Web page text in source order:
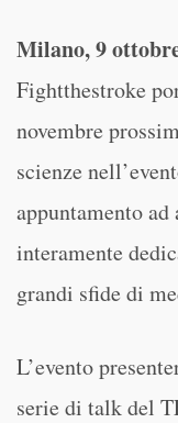
Milano, 9
Fightthestroke
novembre
scienze
appuntamento ad
interamente
grandi sfide di
L’evento
serie di talk del